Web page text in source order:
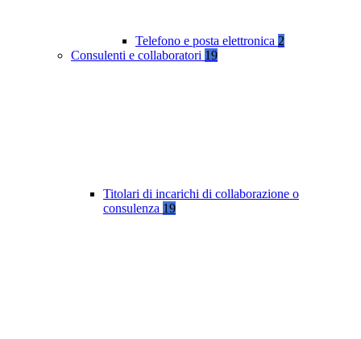
Telefono e posta elettronica 2
Consulenti e collaboratori 19
Titolari di incarichi di collaborazione o
consulenza 19